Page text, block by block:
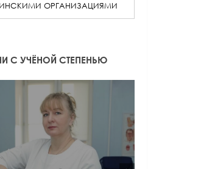
ОРГАНИЗАЦИЯМИ
С УЧЁНОЙ СТЕПЕНЬЮ